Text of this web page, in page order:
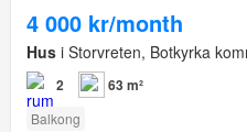
4 000 kr/month
Hus i Storvreten, Botkyrka
2 63 m²
Balkong